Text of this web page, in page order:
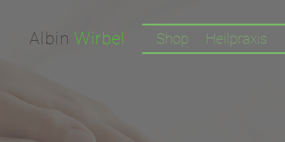
Shop Heilpraxis
Albin Wirbel